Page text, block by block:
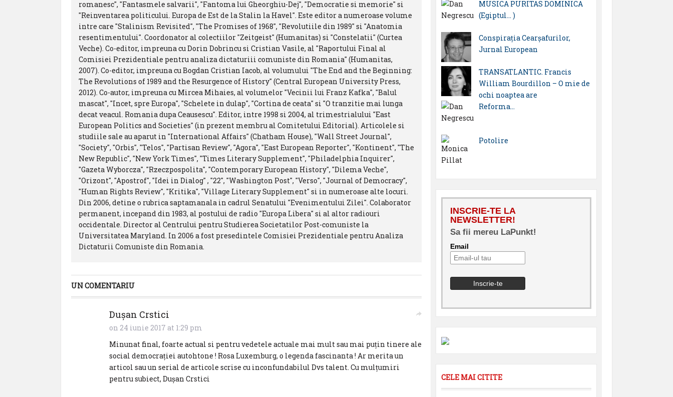
romanesc", "Fantasmele salvarii", "Fantoma lui Gheorghiu-Dej", "Democratie si memorie" si
"Reinventarea politicului. Europa de Est de la Stalin la Havel". Este editor a numeroase volume
intre care "Stalinism Revisited", "The Promises of 1968", "Revolutiile din 1989" si "Anatomia
resentimentului". Coordonator al colectiilor "Zeitgeist" (Humanitas) si "Constelatii" (Curtea
Veche). Co-editor, impreuna cu Dorin Dobrincu si Cristian Vasile, al "Raportului Final al
Comisiei Prezidentiale pentru analiza dictaturiii comuniste din Romania" (Humanitas,
2007). Co-editor, impreuna cu Bogdan Cristian Iacob, al volumului "The End and the Beginning:
The Revolutions of 1989 and the Resurgence of History" (Central European University Press,
2012). Co-autor, impreuna cu Mircea Mihaies, al volumelor "Vecinii lui Franz Kafka", "Balul
mascat", "Incet, spre Europa", "Schelete in dulap", "Cortina de ceata" si "O tranzitie mai lunga
decat veacul. Romania dupa Ceausescu". Editor, intre 1998 si 2004, al trimestrialului "East
European Politics and Societies" (in prezent membru al Comitetului Editorial). Articolele si
studiile sale au aparut in "International Affairs" (Chatham House), "Wall Street Journal",
"Society", "Orbis", "Telos", "Partisan Review", "Agora", "East European Reporter", "Kontinent", "The
New Republic", "New York Times", "Times Literary Supplement", "Philadelphia Inquirer",
"Gazeta Wyborcza", "Rzeczpospolita", "Contemporary European History", "Dilema Veche",
"Orizont", "Apostrof", "Idei in Dialog" , "22", "Washington Post", "Verso", "Journal of Democracy",
"Human Rights Review", "Kritika", "Village Literary Supplement" si in numeroase alte locuri.
Din 2006, detine o rubrica saptamanala in cadrul Senatului "Evenimentului Zilei". Colaborator
permanent, incepand din 1983, al postului de radio "Europa Libera" si al altor radiouri
occidentale. Director al Centrului pentru Studierea Societatilor Post-comuniste la
Universitatea Maryland. In 2006 a fost presedintele Comisiei Prezidentiale pentru Analiza
Dictaturii Comuniste din Romania.
UN COMENTARIU
Dușan Crstici
on 24 iunie 2017 at 1:29 pm
Minunat final, foarte actual si pentru vedetele actuale mai mult sau mai puțin tinere ale
social democrației autohtone ! Rosa Luxemburg, o legenda fascinanta ! Ar merita un
articol sau un serial de articole scrise cu inconfundabilul Dvs talent. Cu mulțumiri
pentru subiect, Dușan Crstici
MUSICA PURITAS DOMINICA
(Egiptul… )
Conspirația Cearșafurilor,
Jurnal European
TRANSATLANTIC. Francis
William Bourdillon – O mie de
ochi noaptea are
Reforma…
Potolire
INSCRIE-TE LA
NEWSLETTER!
Sa fii mereu LaPunkt!
Email
CELE MAI CITITE